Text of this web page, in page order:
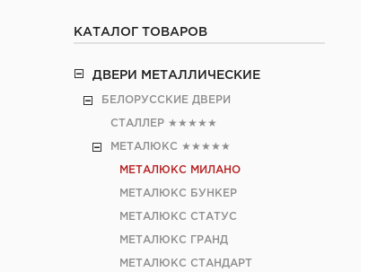
КАТАЛОГ ТОВАРОВ
ДВЕРИ МЕТАЛЛИЧЕСКИЕ
БЕЛОРУССКИЕ ДВЕРИ
СТАЛЛЕР ★★★★★
МЕТАЛЮКС ★★★★★
МЕТАЛЮКС МИЛАНО
МЕТАЛЮКС БУНКЕР
МЕТАЛЮКС СТАТУС
МЕТАЛЮКС ГРАНД
МЕТАЛЮКС СТАНДАРТ